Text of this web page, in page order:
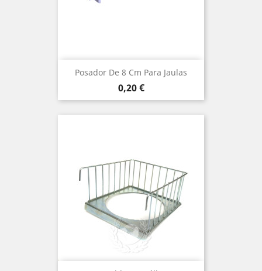
Posador De 8 Cm Para Jaulas
Precio
0,20 €